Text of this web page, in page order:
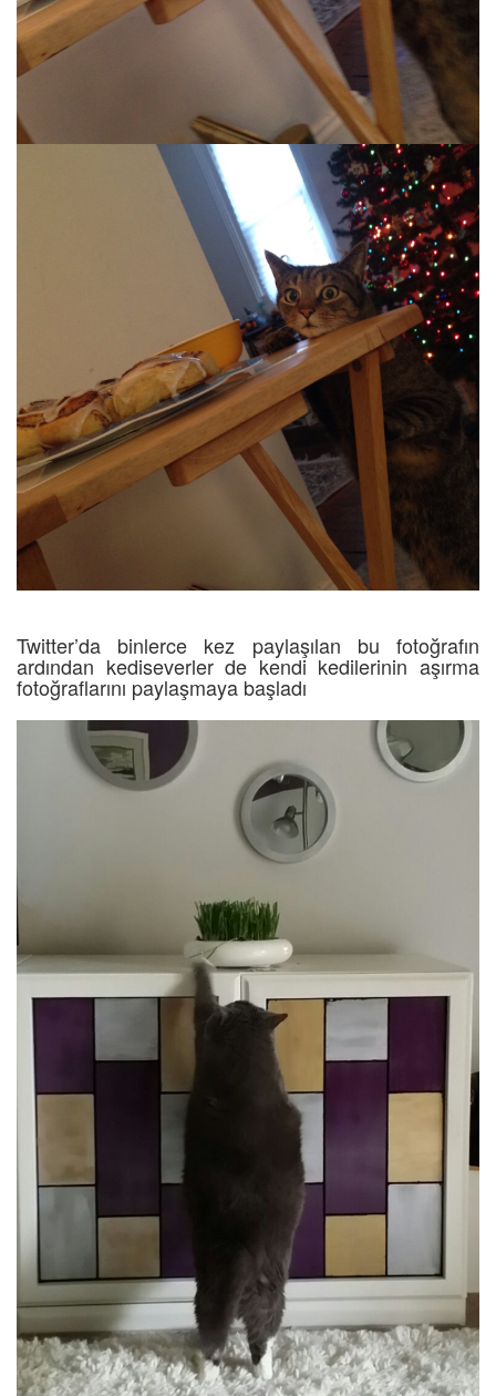
Twitter’da binlerce kez paylaşılan bu fotoğrafın
ardından kediseverler de kendi kedilerinin aşırma
fotoğraflarını paylaşmaya başladı